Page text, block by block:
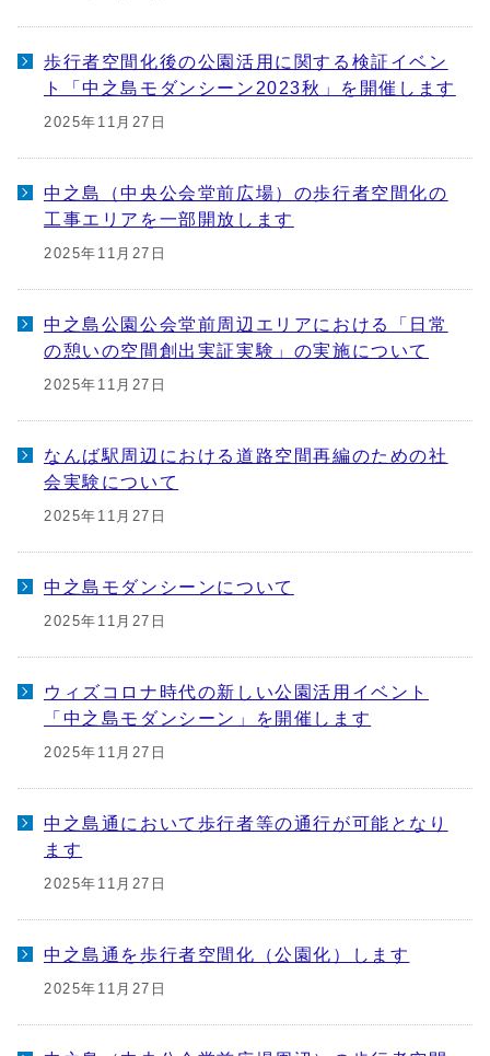
歩行者空間化後の公園活用に関する検証イベン
ト「中之島モダンシーン2023秋」を開催します
2025年11月27日
中之島（中央公会堂前広場）の歩行者空間化の
工事エリアを一部開放します
2025年11月27日
中之島公園公会堂前周辺エリアにおける「日常
の憩いの空間創出実証実験」の実施について
2025年11月27日
なんば駅周辺における道路空間再編のための社
会実験について
2025年11月27日
中之島モダンシーンについて
2025年11月27日
ウィズコロナ時代の新しい公園活用イベント
「中之島モダンシーン」を開催します
2025年11月27日
中之島通において歩行者等の通行が可能となり
ます
2025年11月27日
中之島通を歩行者空間化（公園化）します
2025年11月27日